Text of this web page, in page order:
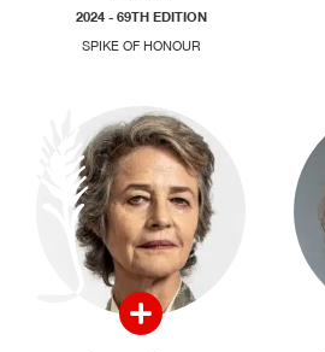
2024 - 69TH EDITION
SPIKE OF HONOUR